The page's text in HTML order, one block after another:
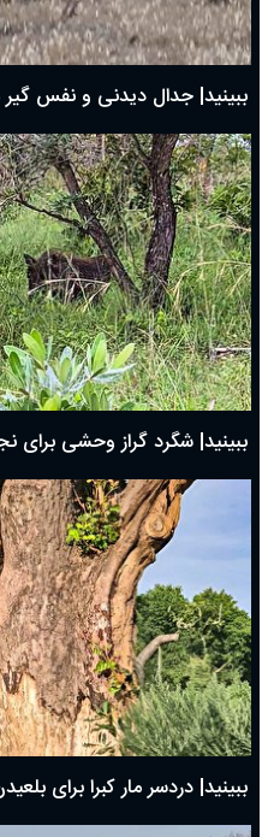
حضرت زینب(س) چگونه از دنیا رفت؟
بهترین پیامک تبریک روز پدر ۱۴۰۴؛ جملات زیبا و صمیمانه
ببینید| جدال دیدنی و نفس گیر
ببینید| شگرد گراز وحشی برای
ببینید| دردسر مار کبرا برای